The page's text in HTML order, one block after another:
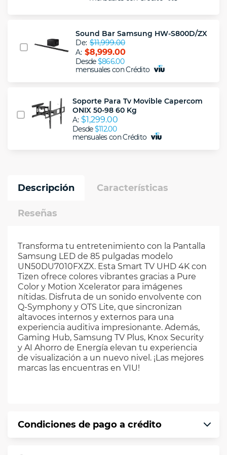
Sound Bar Samsung HW-S800D/ZX
De: $11,999.00
A: $8,999.00
Desde$866.00
mensuales con Crédito
Soporte Para Tv Movible Capercom
ONIX 50-98 60 Kg
A: $1,299.00
Desde$112.00
mensuales con Crédito
Descripción Características
Reseñas
Transforma tu entretenimiento con la Pantalla
Samsung LED de 85 pulgadas modelo
UN50DU7010FXZX. Esta Smart TV UHD 4K con
Tizen ofrece colores vibrantes gracias a Pure
Color y Motion Xcelerator para imágenes
nítidas. Disfruta de un sonido envolvente con
Q-Symphony y OTS Lite, que sincronizan
altavoces internos y externos para una
experiencia auditiva impresionante. Además,
Gaming Hub, Samsung TV Plus, Knox Security
y AI Ahorro de Energía elevan tu experiencia
de visualización a un nuevo nivel. ¡Las mejores
marcas las encuentras en VIU!
Condiciones de pago a crédito